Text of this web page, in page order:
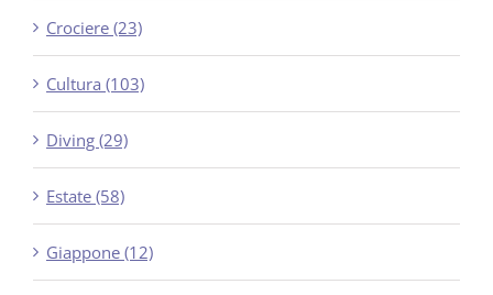
Crociere (23)
Cultura (103)
Diving (29)
Estate (58)
Giappone (12)